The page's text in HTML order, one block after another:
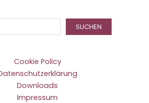
SUCHEN
Cookie Policy
Downloads
Impressum